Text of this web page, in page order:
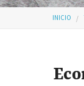
INICIO